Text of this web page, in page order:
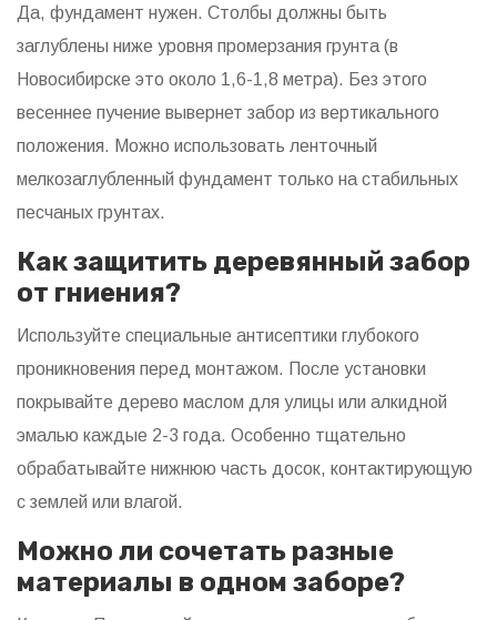
Да, фундамент нужен. Столбы должны быть
заглублены ниже уровня промерзания грунта (в
Новосибирске это около 1,6-1,8 метра). Без этого
весеннее пучение вывернет забор из вертикального
положения. Можно использовать ленточный
мелкозаглубленный фундамент только на стабильных
песчаных грунтах.
Как защитить деревянный забор
от гниения?
Используйте специальные антисептики глубокого
проникновения перед монтажом. После установки
покрывайте дерево маслом для улицы или алкидной
эмалью каждые 2-3 года. Особенно тщательно
обрабатывайте нижнюю часть досок, контактирующую
с землей или влагой.
Можно ли сочетать разные
материалы в одном заборе?